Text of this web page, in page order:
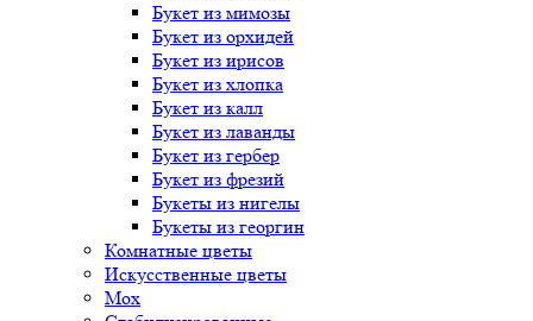
Букет из мимозы
Букет из орхидей
Букет из ирисов
Букет из хлопка
Букет из калл
Букет из лаванды
Букет из гербер
Букет из фрезий
Букеты из нигелы
Букеты из георгин
Комнатные цветы
Искусственные цветы
Мох